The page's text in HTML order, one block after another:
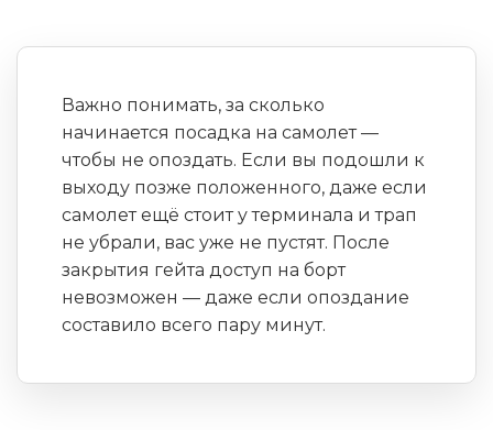
Важно понимать, за сколько
начинается посадка на самолет —
чтобы не опоздать. Если вы подошли к
выходу позже положенного, даже если
самолет ещё стоит у терминала и трап
не убрали, вас уже не пустят. После
закрытия гейта доступ на борт
невозможен — даже если опоздание
составило всего пару минут.